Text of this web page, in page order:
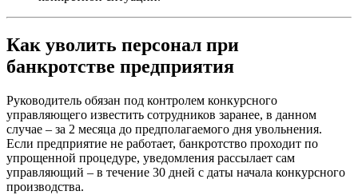
Как уволить персонал при
банкротстве предприятия
Руководитель обязан под контролем конкурсного
управляющего известить сотрудников заранее, в данном
случае – за 2 месяца до предполагаемого дня увольнения.
Если предприятие не работает, банкротство проходит по
упрощенной процедуре, уведомления рассылает сам
управляющий – в течение 30 дней с даты начала конкурсного
производства.